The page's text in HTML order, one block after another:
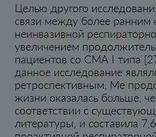
Целью другого
связи между более ранним
неинвазивной
увеличением
пациентов со СМА I типа
данное исследование
ретроспективным, Me
жизни оказалась больше,
соответствии с
литературы, и составила